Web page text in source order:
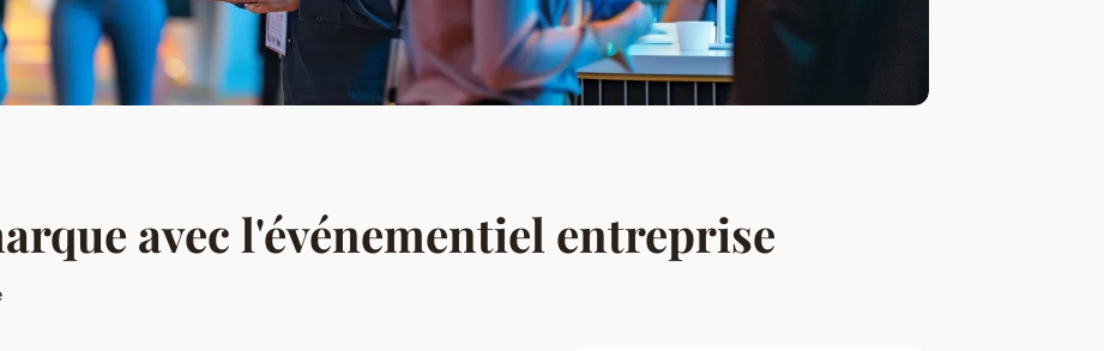
avec l'événementiel entreprise